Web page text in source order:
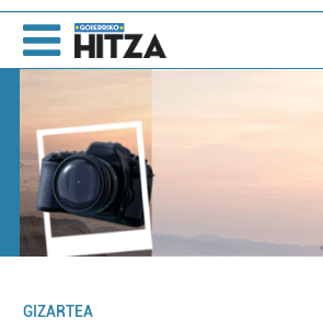
GIZARTEA